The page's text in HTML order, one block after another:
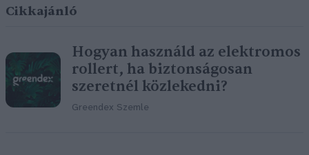
Cikkajánló
Hogyan használd az elektromos
rollert, ha biztonságosan
szeretnél közlekedni?
Greendex Szemle